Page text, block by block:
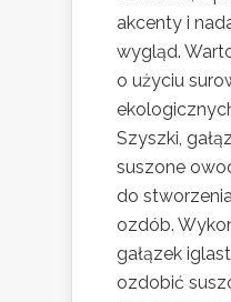
akcenty i
wygląd.
o użyciu
Szyszki,
suszone
do
ozdób.
gałązek
ozdobić